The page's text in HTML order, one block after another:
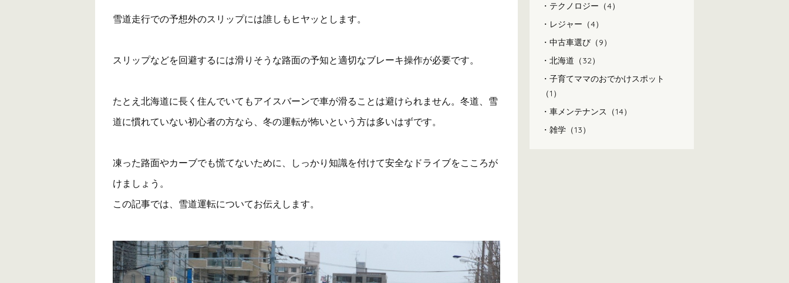
雪道走行での予想外のスリップには誰しもヒヤッとします。
スリップなどを回避するには滑りそうな路面の予知と適切なブレーキ操作が必要です。
たとえ北海道に長く住んでいてもアイスバーンで車が滑ることは避けられません。冬道、雪
道に慣れていない初心者の方なら、冬の運転が怖いという方は多いはずです。
凍った路面やカーブでも慌てないために、しっかり知識を付けて安全なドライブをこころが
けましょう。
この記事では、雪道運転についてお伝えします。
テクノロジー（4）
レジャー（4）
中古車選び（9）
北海道（32）
子育てママのおでかけスポット
（1）
車メンテナンス（14）
雑学（13）